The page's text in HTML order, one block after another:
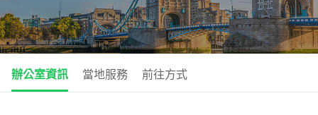
辦公室資訊 當地服務 前往方式